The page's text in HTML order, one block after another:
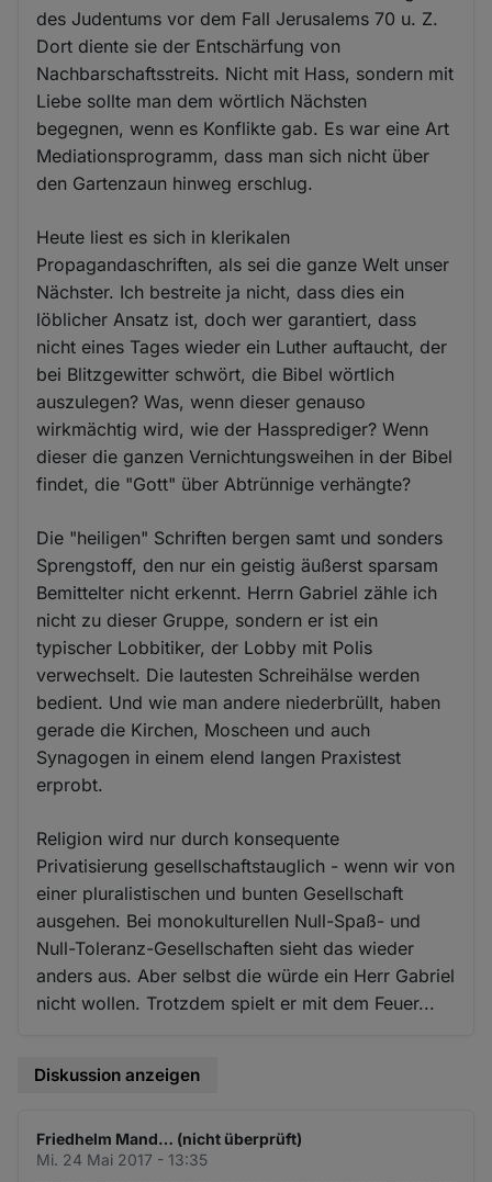
des Judentums vor dem Fall Jerusalems 70 u. Z.
Dort diente sie der Entschärfung von
Nachbarschaftsstreits. Nicht mit Hass, sondern mit
Liebe sollte man dem wörtlich Nächsten
begegnen, wenn es Konflikte gab. Es war eine Art
Mediationsprogramm, dass man sich nicht über
den Gartenzaun hinweg erschlug.
Heute liest es sich in klerikalen
Propagandaschriften, als sei die ganze Welt unser
Nächster. Ich bestreite ja nicht, dass dies ein
löblicher Ansatz ist, doch wer garantiert, dass
nicht eines Tages wieder ein Luther auftaucht, der
bei Blitzgewitter schwört, die Bibel wörtlich
auszulegen? Was, wenn dieser genauso
wirkmächtig wird, wie der Hassprediger? Wenn
dieser die ganzen Vernichtungsweihen in der Bibel
findet, die "Gott" über Abtrünnige verhängte?
Die "heiligen" Schriften bergen samt und sonders
Sprengstoff, den nur ein geistig äußerst sparsam
Bemittelter nicht erkennt. Herrn Gabriel zähle ich
nicht zu dieser Gruppe, sondern er ist ein
typischer Lobbitiker, der Lobby mit Polis
verwechselt. Die lautesten Schreihälse werden
bedient. Und wie man andere niederbrüllt, haben
gerade die Kirchen, Moscheen und auch
Synagogen in einem elend langen Praxistest
erprobt.
Religion wird nur durch konsequente
Privatisierung gesellschaftstauglich - wenn wir von
einer pluralistischen und bunten Gesellschaft
ausgehen. Bei monokulturellen Null-Spaß- und
Null-Toleranz-Gesellschaften sieht das wieder
anders aus. Aber selbst die würde ein Herr Gabriel
nicht wollen. Trotzdem spielt er mit dem Feuer...
Diskussion anzeigen
Friedhelm Mand… (nicht überprüft)
Mi. 24 Mai 2017 - 13:35